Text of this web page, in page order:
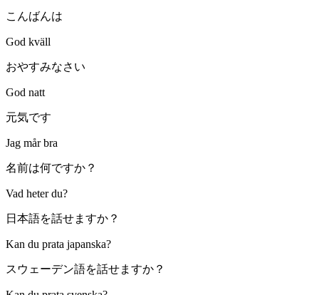
こんばんは
God kväll
おやすみなさい
God natt
元気です
Jag mår bra
名前は何ですか？
Vad heter du?
日本語を話せますか？
Kan du prata japanska?
スウェーデン語を話せますか？